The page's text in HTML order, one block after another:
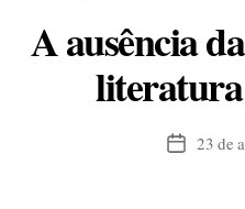
A ausência
Data23 de